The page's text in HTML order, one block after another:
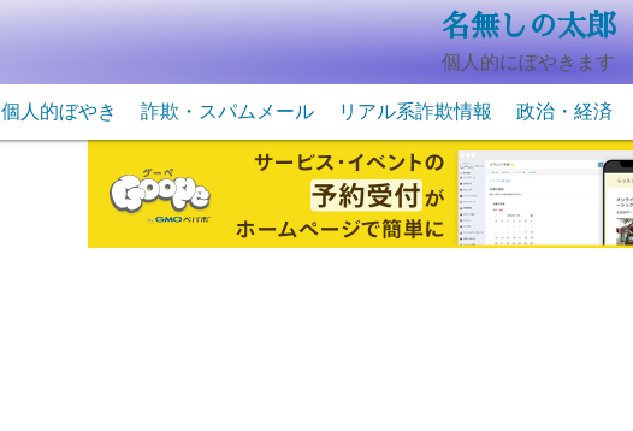
名無しの太郎
個人的にぼやきます
個人的ぼやき 詐欺・スパムメール リアル系詐欺情報 政治・経済